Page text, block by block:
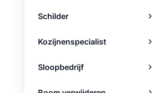
Schilder
Kozijnenspecialist
Sloopbedrijf